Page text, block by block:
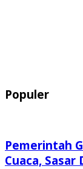
Populer
Pemerintah
Cuaca, Sasar